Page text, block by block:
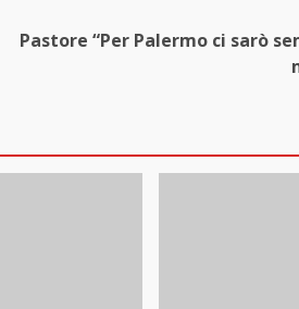
Pastore “Per Palermo ci sarò